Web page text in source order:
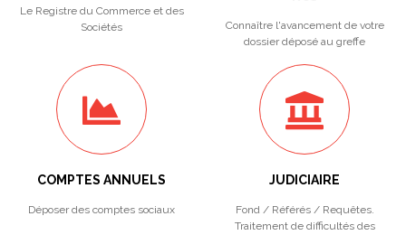
Le Registre du Commerce et des
Sociétés
Connaître l'avancement de votre
dossier déposé au greffe
COMPTES ANNUELS
Déposer des comptes sociaux
JUDICIAIRE
Fond / Référés / Requêtes.
Traitement de difficultés des